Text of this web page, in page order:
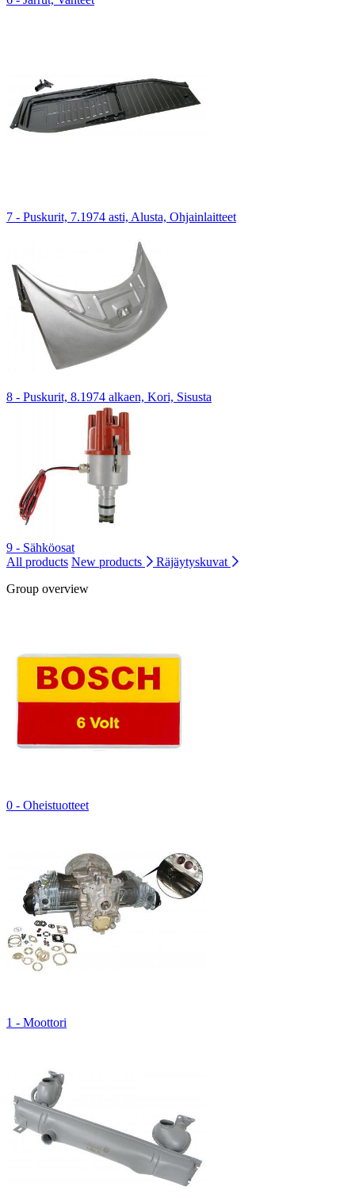
7 - Puskurit, 7.1974 asti, Alusta, Ohjainlaitteet
8 - Puskurit, 8.1974 alkaen, Kori, Sisusta
9 - Sähköosat
All products New products
Räjäytyskuvat
Group overview
0 - Oheistuotteet
1 - Moottori